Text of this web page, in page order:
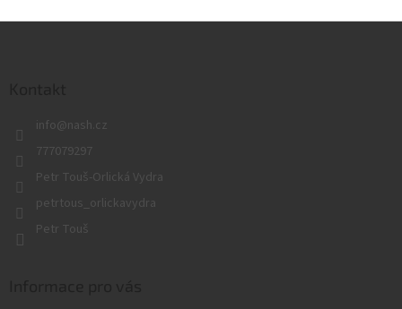
info@nash.cz
777079297
Petr Touš-Orlická Vydra
petrtous_orlickavydra
Petr Touš